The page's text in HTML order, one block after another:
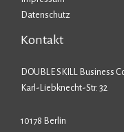
Datenschutz
Kontakt
DOUBLE SKILL Business
Karl-Liebknecht-Str. 32
10178 Berlin